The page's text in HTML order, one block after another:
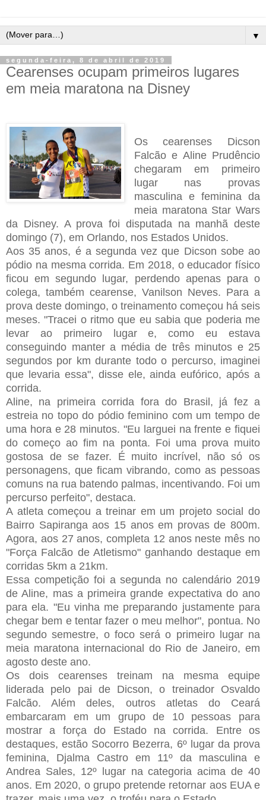
▼
segunda-feira, 8 de abril de 2019
Cearenses ocupam primeiros lugares
em meia maratona na Disney
Os cearenses Dicson
Falcão e Aline Prudêncio
chegaram em primeiro
lugar nas provas
masculina e feminina da
meia maratona Star Wars
da Disney. A prova foi disputada na manhã deste
domingo (7), em Orlando, nos Estados Unidos.
Aos 35 anos, é a segunda vez que Dicson sobe ao
pódio na mesma corrida. Em 2018, o educador físico
ficou em segundo lugar, perdendo apenas para o
colega, também cearense, Vanilson Neves. Para a
prova deste domingo, o treinamento começou há seis
meses. "Tracei o ritmo que eu sabia que poderia me
levar ao primeiro lugar e, como eu estava
conseguindo manter a média de três minutos e 25
segundos por km durante todo o percurso, imaginei
que levaria essa", disse ele, ainda eufórico, após a
corrida.
Aline, na primeira corrida fora do Brasil, já fez a
estreia no topo do pódio feminino com um tempo de
uma hora e 28 minutos. "Eu larguei na frente e fiquei
do começo ao fim na ponta. Foi uma prova muito
gostosa de se fazer. É muito incrível, não só os
personagens, que ficam vibrando, como as pessoas
comuns na rua batendo palmas, incentivando. Foi um
percurso perfeito", destaca.
A atleta começou a treinar em um projeto social do
Bairro Sapiranga aos 15 anos em provas de 800m.
Agora, aos 27 anos, completa 12 anos neste mês no
"Força Falcão de Atletismo" ganhando destaque em
corridas 5km a 21km.
Essa competição foi a segunda no calendário 2019
de Aline, mas a primeira grande expectativa do ano
para ela. "Eu vinha me preparando justamente para
chegar bem e tentar fazer o meu melhor", pontua. No
segundo semestre, o foco será o primeiro lugar na
meia maratona internacional do Rio de Janeiro, em
agosto deste ano.
Os dois cearenses treinam na mesma equipe
liderada pelo pai de Dicson, o treinador Osvaldo
Falcão. Além deles, outros atletas do Ceará
embarcaram em um grupo de 10 pessoas para
mostrar a força do Estado na corrida. Entre os
destaques, estão Socorro Bezerra, 6º lugar da prova
feminina, Djalma Castro em 11º da masculina e
Andrea Sales, 12º lugar na categoria acima de 40
anos. Em 2020, o grupo pretende retornar aos EUA e